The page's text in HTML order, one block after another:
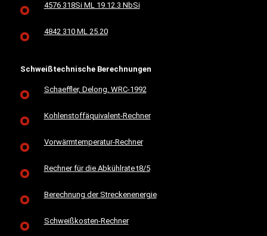
4576 318Si ML 19.12.3 NbSi
4842 310 ML 25.20
Schweißtechnische Berechnungen
Schaeffler, Delong, WRC-1992
Kohlenstoffäquivalent-Rechner
Vorwärmtemperatur-Rechner
Rechner für die Abkühlrate t8/5
Berechnung der Streckenenergie
Schweißkosten-Rechner